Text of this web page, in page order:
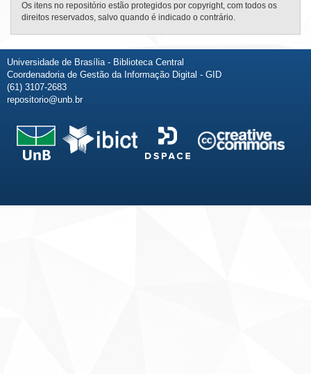
Os itens no repositório estão protegidos por copyright, com todos os
direitos reservados, salvo quando é indicado o contrário.
Universidade de Brasília - Biblioteca Central
Coordenadoria de Gestão da Informação Digital - GID
(61) 3107-2683
repositorio@unb.br